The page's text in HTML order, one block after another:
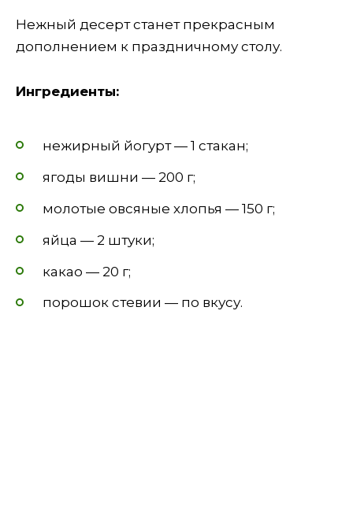
Нежный десерт станет прекрасным
дополнением к праздничному столу.
Ингредиенты:
нежирный йогурт — 1 стакан;
ягоды вишни — 200 г;
молотые овсяные хлопья — 150 г;
яйца — 2 штуки;
какао — 20 г;
порошок стевии — по вкусу.